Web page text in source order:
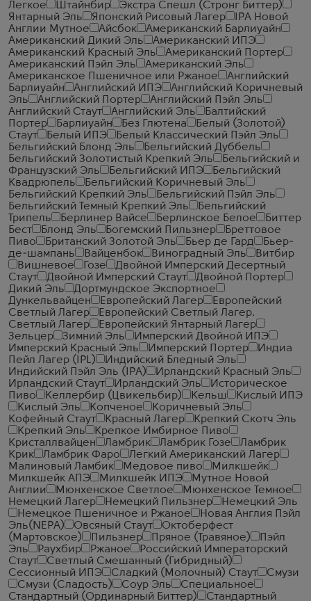
Легкое Штайнбир
Экстра Спешл (Стронг Биттер)
Янтарный Эль
Японский Рисовый Лагер
IPA Новой
Англии Мутное
Айсбок
Американский Барлиуайн
Американский Дикий Эль
Американский ИПЭ
Американский Красный Эль
Американский Портер
Американский Пэйл Эль
Американский Эль
Американское Пшеничное или Ржаное
Английский
Барлиуайн
Английский ИПЭ
Английский Коричневый
Эль
Английский Портер
Английский Пэйл Эль
Английский Стаут
Английский Эль
Балтийский
Портер
Барлиуайн Без Глютена
Белый (Золотой)
Стаут
Белый ИПЭ
Белый Классический Пэйл Эль
Бельгийский Блонд Эль
Бельгийский Дуббель
Бельгийский Золотистый Крепкий Эль
Бельгийский и
Французский Эль
Бельгийский ИПЭ
Бельгийский
Квадрюпель
Бельгийский Коричневый Эль
Бельгийский Крепкий Эль
Бельгийский Пэйл Эль
Бельгийский Темный Крепкий Эль
Бельгийский
Трипель
Берлинер Вайсе Берлинское Белое
Биттер
Бест
Блонд Эль Богемский Пильзнер
Бреттовое
Пиво
Британский Золотой Эль Бьер де Гард
Бьер-
де-шампань
Вайценбок Виноградный Эль
Витбир
Вишневое
Гозе
Двойной Имперский Десертный
Стаут
Двойной Имперский Стаут
Двойной Портер
Дикий Эль
Дортмундское Экспортное
Дункельвайцен
Европейский Лагер
Европейский
Светлый Лагер
Европейский Светлый Лагер.
Светлый Лагер
Европейский Янтарный Лагер
Зельцер
Зимний Эль
Имперский Двойной ИПЭ
Имперский Красный Эль
Имперский Портер
Индиа
Пейл Лагер (IPL)
Индийский Бледный Эль
Индийский Пэйл Эль (IPA)
Ирландский Красный Эль
Ирландский Стаут
Ирландский Эль
Историческое
Пиво
Келлербир (Цвикельбир) Кельш
Кислый ИПЭ
Кислый Эль
Копченое
Коричневый Эль
Кофейный Стаут
Красный Лагер
Крепкий Скотч Эль
Крепкий Эль
Крепкое Имбирное Пиво
Кристаллвайцен
Ламбрик Ламбрик Гозе
Ламбрик
Крик
Ламбрик Фаро
Легкий Американский Лагер
Малиновый Ламбик
Медовое пиво
Милкшейк
Милкшейк АПЭ
Милкшейк ИПЭ
Мутное Новой
Англии
Мюнхенское Светлое
Мюнхенское Темное
Немецкий Лагер
Немецкий Пильзнер
Немецкий Эль
Немецкое Пшеничное и Ржаное
Новая Англия Пэйл
Эль(NEPA)
Овсяный Стаут
Октоберфест
(Мартовское)
Пильзнер Пряное (Травяное)
Пэйл
Эль
Раухбир Ржаное
Российский Императорский
Стаут
Светлый Смешанный (Гибридный)
Сессионный ИПЭ
Сладкий (Молочный) Стаут
Смузи
Смузи (Сладость)
Соур Эль
Специальное
Стандартный (Ординарный Биттер)
Стандартный